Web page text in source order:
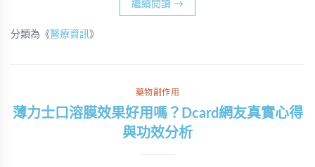
繼續閱讀 →
分類為《醫療資訊》
藥物副作用
薄力士口溶膜效果好用嗎？Dcard網友真實心得
與功效分析